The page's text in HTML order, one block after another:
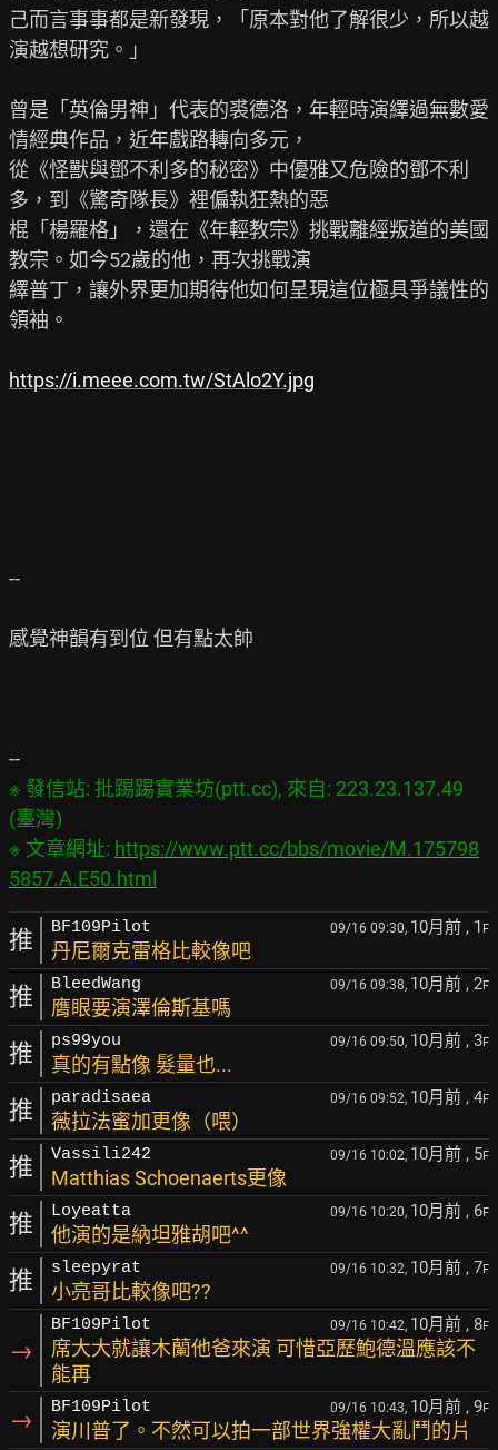
己而言事事都是新發現，「原本對他了解很少，所以越
演越想研究。」
曾是「英倫男神」代表的裘德洛，年輕時演繹過無數愛
情經典作品，近年戲路轉向多元，
從《怪獸與鄧不利多的秘密》中優雅又危險的鄧不利
多，到《驚奇隊長》裡偏執狂熱的惡
棍「楊羅格」，還在《年輕教宗》挑戰離經叛道的美國
教宗。如今52歲的他，再次挑戰演
繹普丁，讓外界更加期待他如何呈現這位極具爭議性的
領袖。
https://i.meee.com.tw/StAlo2Y.jpg
--
感覺神韻有到位 但有點太帥
※ 發信站: 批踢踢實業坊(ptt.cc), 來自: 223.23.137.49
(臺灣)
※ 文章網址: https://www.ptt.cc/bbs/movie/M.175798
5857.A.E50.html
推 BF109Pilot 09/16 09:30, 10月前 , 1 F
丹尼爾克雷格比較像吧
推 BleedWang 09/16 09:38, 10月前 , 2F
膺眼要演澤倫斯基嗎
推 ps99you 09/16 09:50, 10月前 , 3F
真的有點像 髮量也...
推 paradisaea 09/16 09:52, 10月前 , 4F
薇拉法蜜加更像（喂）
推 Vassili242 09/16 10:02, 10月前 , 5F
Matthias Schoenaerts更像
推 Loyeatta 09/16 10:20, 10月前 , 6F
他演的是納坦雅胡吧^^
推 sleepyrat 09/16 10:32, 10月前 , 7F
小亮哥比較像吧??
→
BF109Pilot 09/16 10:42, 10月前 , 8F
席大大就讓木蘭他爸來演 可惜亞歷鮑德溫應該不
能再
→ BF109Pilot 09/16 10:43, 10月前 , 9F
演川普了。不然可以拍一部世界強權大亂鬥的片